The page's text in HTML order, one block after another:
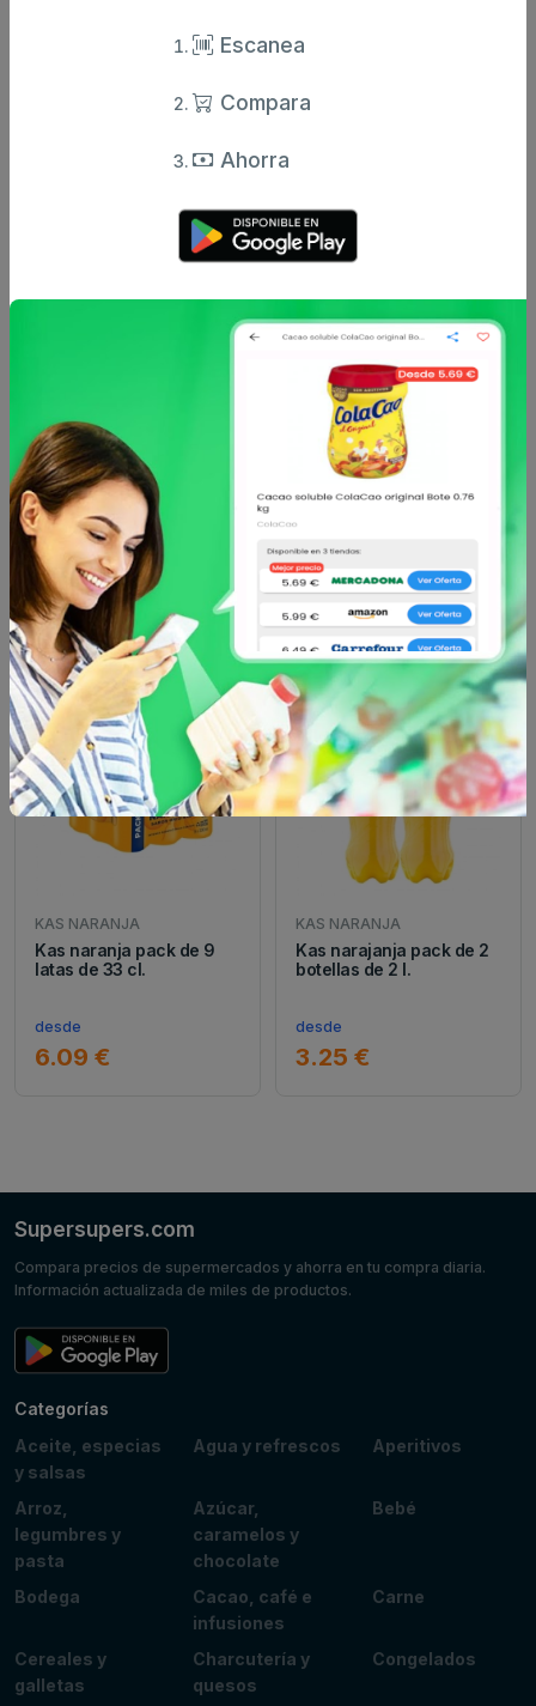
Análisis de precio
Sin descripción
Otros productos de KAS NARANJAen
Refresco de naranja y de limón
KAS NARANJA
Kas naranja pack de 9
latas de 33 cl.
desde
6.09 €
KAS NARANJA
Kas narajanja pack de 2
botellas de 2 l.
desde
3.25 €
Escanea
Compara
Ahorra
Supersupers.com
Compara precios de supermercados y ahorra en tu compra diaria.
Información actualizada de miles de productos.
Categorías
Aceite, especias
y salsas
Agua y refrescos Aperitivos
Arroz,
legumbres y
pasta
Azúcar,
caramelos y
chocolate
Bebé
Bodega
Cacao, café e
infusiones
Carne
Cereales y
galletas
Charcutería y
quesos
Congelados